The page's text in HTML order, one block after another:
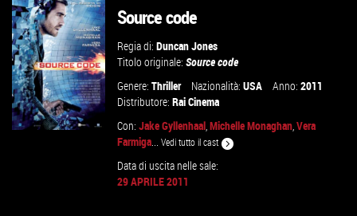
Source code
Regia di:Duncan Jones
Titolo originale:Source code
Genere:Thriller Nazionalità:USA Anno:2011
Distributore:Rai Cinema
Con:Jake Gyllenhaal,Michelle Monaghan,Vera
Farmiga...Vedi tutto il cast
Data di uscita nelle sale:
29 APRILE 2011